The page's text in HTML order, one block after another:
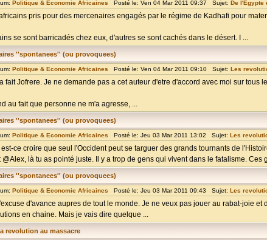
Politique & Economie Africaines Posté le: Ven 04 Mar 2011 09:37 Sujet: De l'Egypte
pris pour des mercenaires engagés par le régime de Kadhafi pour
se sont barricadés chez eux, d'autres se sont cachés dans le désert. I ...
''spontanees'' (ou provoquees)
Politique & Economie Africaines Posté le: Ven 04 Mar 2011 09:10 Sujet: Les
fait Jofrere. Je ne demande pas a cet auteur d'etre d'accord avec moi sur tous
au fait que personne ne m'a agresse, ...
''spontanees'' (ou provoquees)
Politique & Economie Africaines Posté le: Jeu 03 Mar 2011 13:02 Sujet: Les
ce croire que seul l'Occident peut se targuer des grands tournants de
@Alex, là tu as pointé juste. Il y a trop de gens qui vivent dans le fatalisme. Ces
''spontanees'' (ou provoquees)
Politique & Economie Africaines Posté le: Jeu 03 Mar 2011 09:43 Sujet: Les
d'avance aupres de tout le monde. Je ne veux pas jouer au rabat-joie
en chaine. Mais je vais dire quelque ...
revolution au massacre